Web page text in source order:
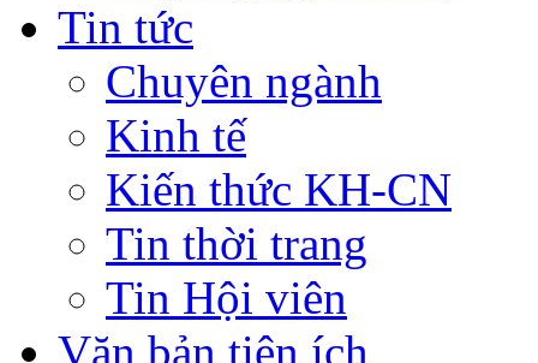
Tin tức
Chuyên ngành
Kinh tế
Kiến thức KH-CN
Tin thời trang
Tin Hội viên
Văn bản tiện ích